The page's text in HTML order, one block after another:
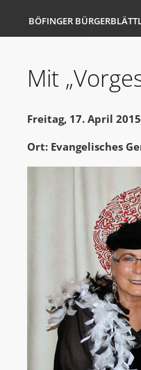
BÖFINGER
Mit
Freitag, 17. April
Ort: Evangelisches